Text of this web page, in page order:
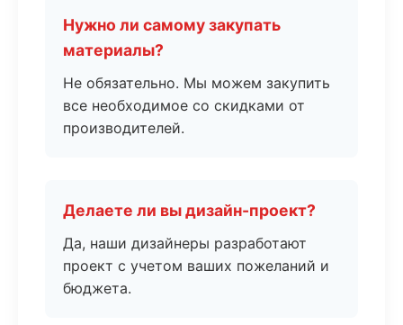
Нужно ли самому закупать
материалы?
Не обязательно. Мы можем закупить
все необходимое со скидками от
производителей.
Делаете ли вы дизайн-проект?
Да, наши дизайнеры разработают
проект с учетом ваших пожеланий и
бюджета.